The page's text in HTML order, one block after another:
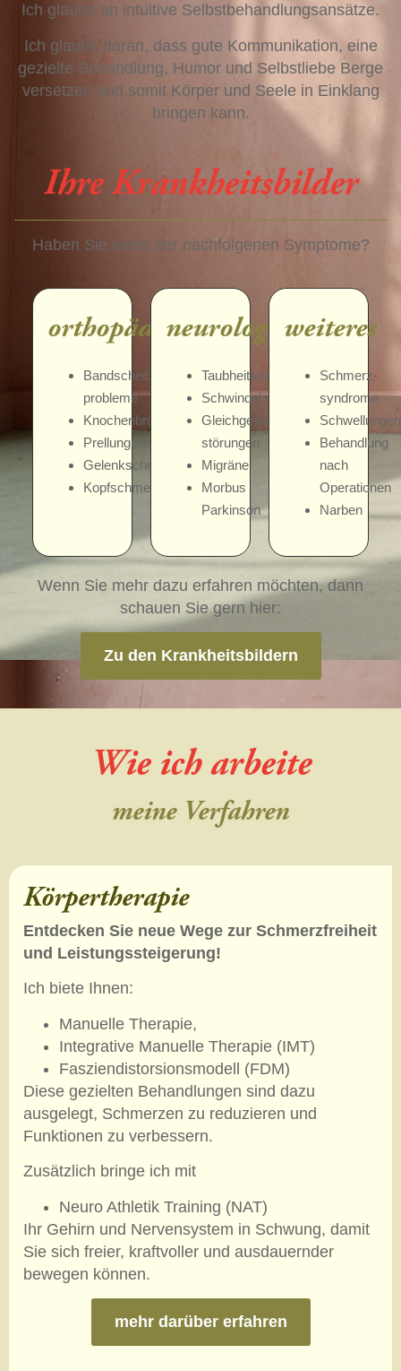
Ich glaube an intuitive Selbstbehandlungsansätze.
Ich glaube daran, dass gute Kommunikation, eine
gezielte Behandlung, Humor und Selbstliebe Berge
versetzen und somit Körper und Seele in Einklang
bringen kann.
Ihre Krankheitsbilder
Haben Sie eines der nachfolgenen Symptome?
orthopädisch
Bandscheiben-
probleme
Knochenbrüche
Prellungen
Gelenkschmerzen
Kopfschmerzen
neurologisch
Taubheitsgefühle
Schwindel
Gleichgewichts-
störungen
Migräne
Morbus
Parkinson
weiteres
Schmerz-
syndrome
Schwellungen
Behandlung
nach
Operationen
Narben
Wenn Sie mehr dazu erfahren möchten, dann
schauen Sie gern hier:
Zu den Krankheitsbildern
Wie ich arbeite
meine Verfahren
Körpertherapie
Entdecken Sie neue Wege zur Schmerzfreiheit
und Leistungssteigerung!
Ich biete Ihnen:
Manuelle Therapie,
Integrative Manuelle Therapie (IMT)
Fasziendistorsionsmodell (FDM)
Diese gezielten Behandlungen sind dazu
ausgelegt, Schmerzen zu reduzieren und
Funktionen zu verbessern.
Zusätzlich bringe ich mit
Neuro Athletik Training (NAT)
Ihr Gehirn und Nervensystem in Schwung, damit
Sie sich freier, kraftvoller und ausdauernder
bewegen können.
mehr darüber erfahren